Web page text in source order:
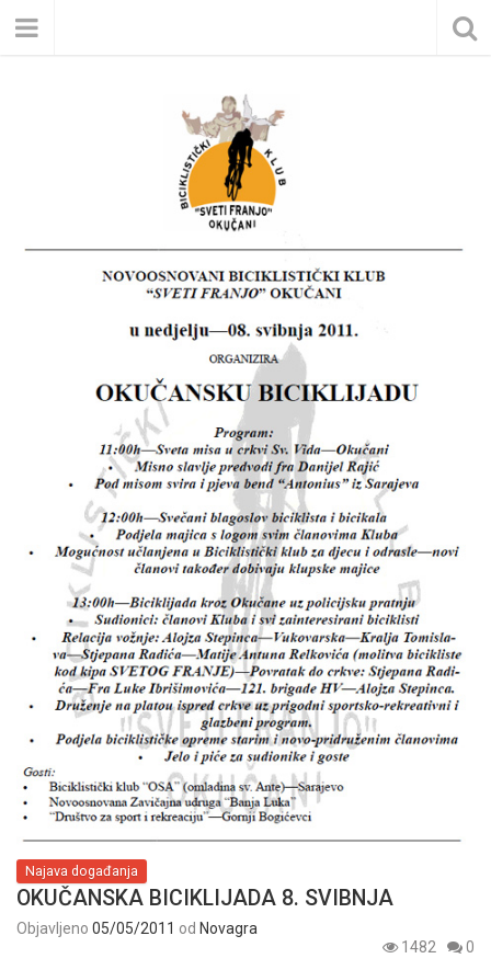
Najava događanja
OKUČANSKA BICIKLIJADA 8. SVIBNJA
Objavljeno 05/05/2011 od Novagra
1482
0